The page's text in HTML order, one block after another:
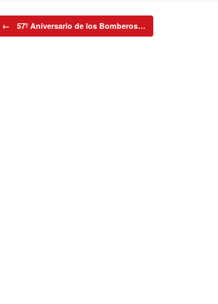
Post navigation
← 57º Aniversario de los Bomberos…